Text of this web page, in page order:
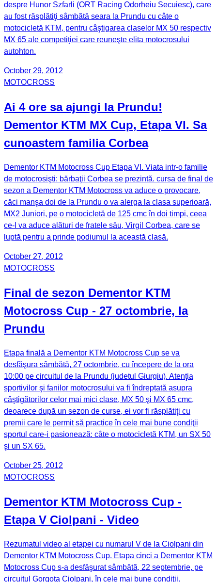
despre Hunor Szfarli (ORT Racing Odorheiu Secuiesc), care
au fost răsplătiţi sâmbătă seara la Prundu cu câte o
motocicletă KTM, pentru câştigarea claselor MX 50 respectiv
MX 65 ale competiţiei care reuneşte elita motocrosului
autohton.
October 29, 2012
MOTOCROSS
Ai 4 ore sa ajungi la Prundu!
Dementor KTM MX Cup, Etapa VI. Sa
cunoastem familia Corbea
Dementor KTM Motocross Cup Etapa VI. Viata intr-o familie
de motocrosişti: bărbaţii Corbea se prezintă. cursa de final de
sezon a Dementor KTM Motocross va aduce o provocare,
căci manşa doi de la Prundu o va alerga la clasa superioară,
MX2 Juniori, pe o motocicletă de 125 cmc în doi timpi, ceea
ce-l va aduce alături de fratele său, Virgil Corbea, care se
luptă pentru a prinde podiumul la această clasă.
October 27, 2012
MOTOCROSS
Final de sezon Dementor KTM
Motocross Cup - 27 octombrie, la
Prundu
Etapa finală a Dementor KTM Motocross Cup se va
desfăşura sâmbătă, 27 octombrie, cu începere de la ora
10:00 pe circuitul de la Prundu (judetul Giurgiu). Atenţia
sportivilor şi fanilor motocrosului va fi îndreptată asupra
câştigătorilor celor mai mici clase, MX 50 şi MX 65 cmc,
deoarece după un sezon de curse, ei vor fi răsplătiţi cu
premii care le permit să practice în cele mai bune condiţii
sportul care-i pasionează: câte o motocicletă KTM, un SX 50
şi un SX 65.
October 25, 2012
MOTOCROSS
Dementor KTM Motocross Cup -
Etapa V Ciolpani - Video
Rezumatul video al etapei cu numarul V de la Ciolpani din
Dementor KTM Motocross Cup. Etapa cinci a Dementor KTM
Motocross Cup s-a desfăşurat sâmbătă, 22 septembrie, pe
circuitul Gorgota Ciolpani, în cele mai bune condiţii.